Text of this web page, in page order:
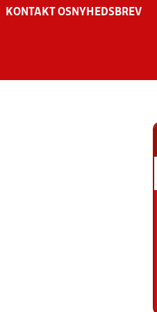
KONTAKT OS NYHEDSBREV